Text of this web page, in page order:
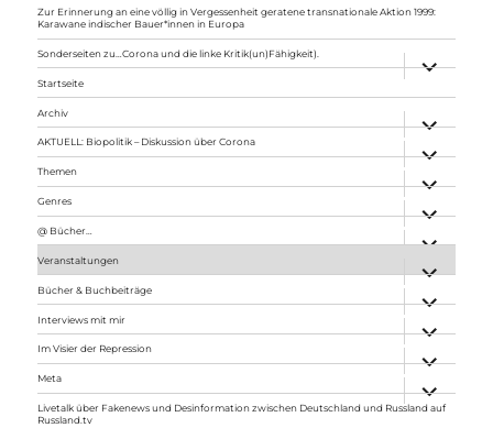
Zur Erinnerung an eine völlig in Vergessenheit geratene transnationale Aktion 1999:
Karawane indischer Bauer*innen in Europa
Sonderseiten zu…Corona und die linke Kritik(un)Fähigkeit).
anzeigen
Startseite
Archiv
anzeigen
AKTUELL: Biopolitik – Diskussion über Corona
anzeigen
Themen
anzeigen
Genres
anzeigen
@ Bücher…
Veranstaltungen
anzeigen
Bücher & Buchbeiträge
anzeigen
Interviews mit mir
anzeigen
Im Visier der Repression
anzeigen
Meta
anzeigen
Livetalk über Fakenews und Desinformation zwischen Deutschland und Russland auf
Russland.tv